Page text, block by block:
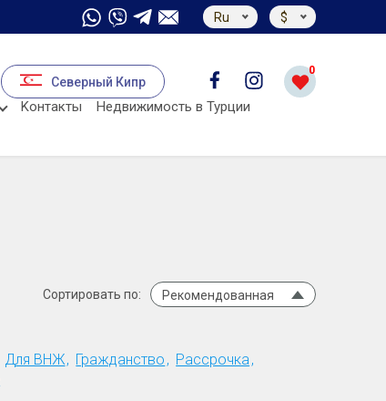
Ru $
Северный Кипр
0
Kонтакты Недвижимость в Турции
Сортировать по: Рекомендованная
Для ВНЖ Гражданство
Рассрочка